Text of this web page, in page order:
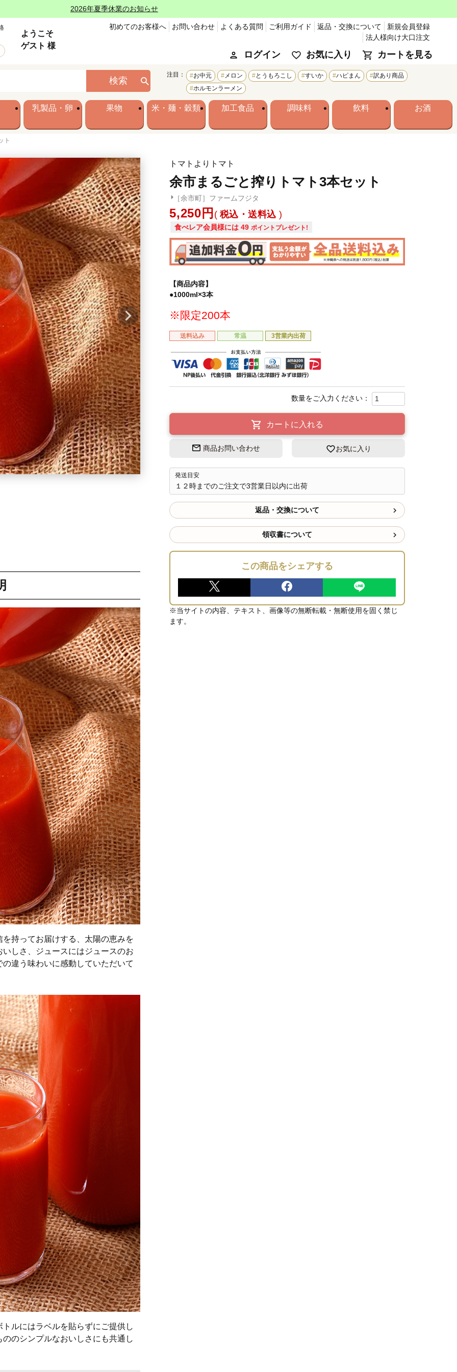
2026年夏季休業のお知らせ
ようこそ
ゲスト 様
初めてのお客様へ お問い合わせ よくある質問 ご利用ガイド 返品・交換について
新規会員登録
法人様向け大口注文
ログイン お気に入り カートを見る
検索
注目： お中元 メロン とうもろこし すいか ハピまん
訳あり商品
ホルモンラーメン
乳製品・卵 果物 米・麺・穀類 加工食品 調味料 飲料 お酒
ト
トマトよりトマト
余市まるごと搾りトマト3本セット
［余市町］ファームフジタ
5,250 税込・送料込
食べレア会員様には 49 ポイントプレゼント!
【商品内容】
●1000ml×3本
※限定200本
送料込み 常温 3営業内出荷
カートに入れる
商品お問い合わせ お気に入り
発送目安
１２時までのご注文で3営業日以内に出荷
返品・交換について
領収書について
この商品をシェアする
※当サイトの内容、テキスト、画像等の無断転載・無断使用を固く禁じ
ます。
持ってお届けする、太陽の恵みを
しさ、ジュースにはジュースのお
違う味わいに感動していただいて
ルにはラベルを貼らずにご提供し
のシンプルなおいしさにも共通し